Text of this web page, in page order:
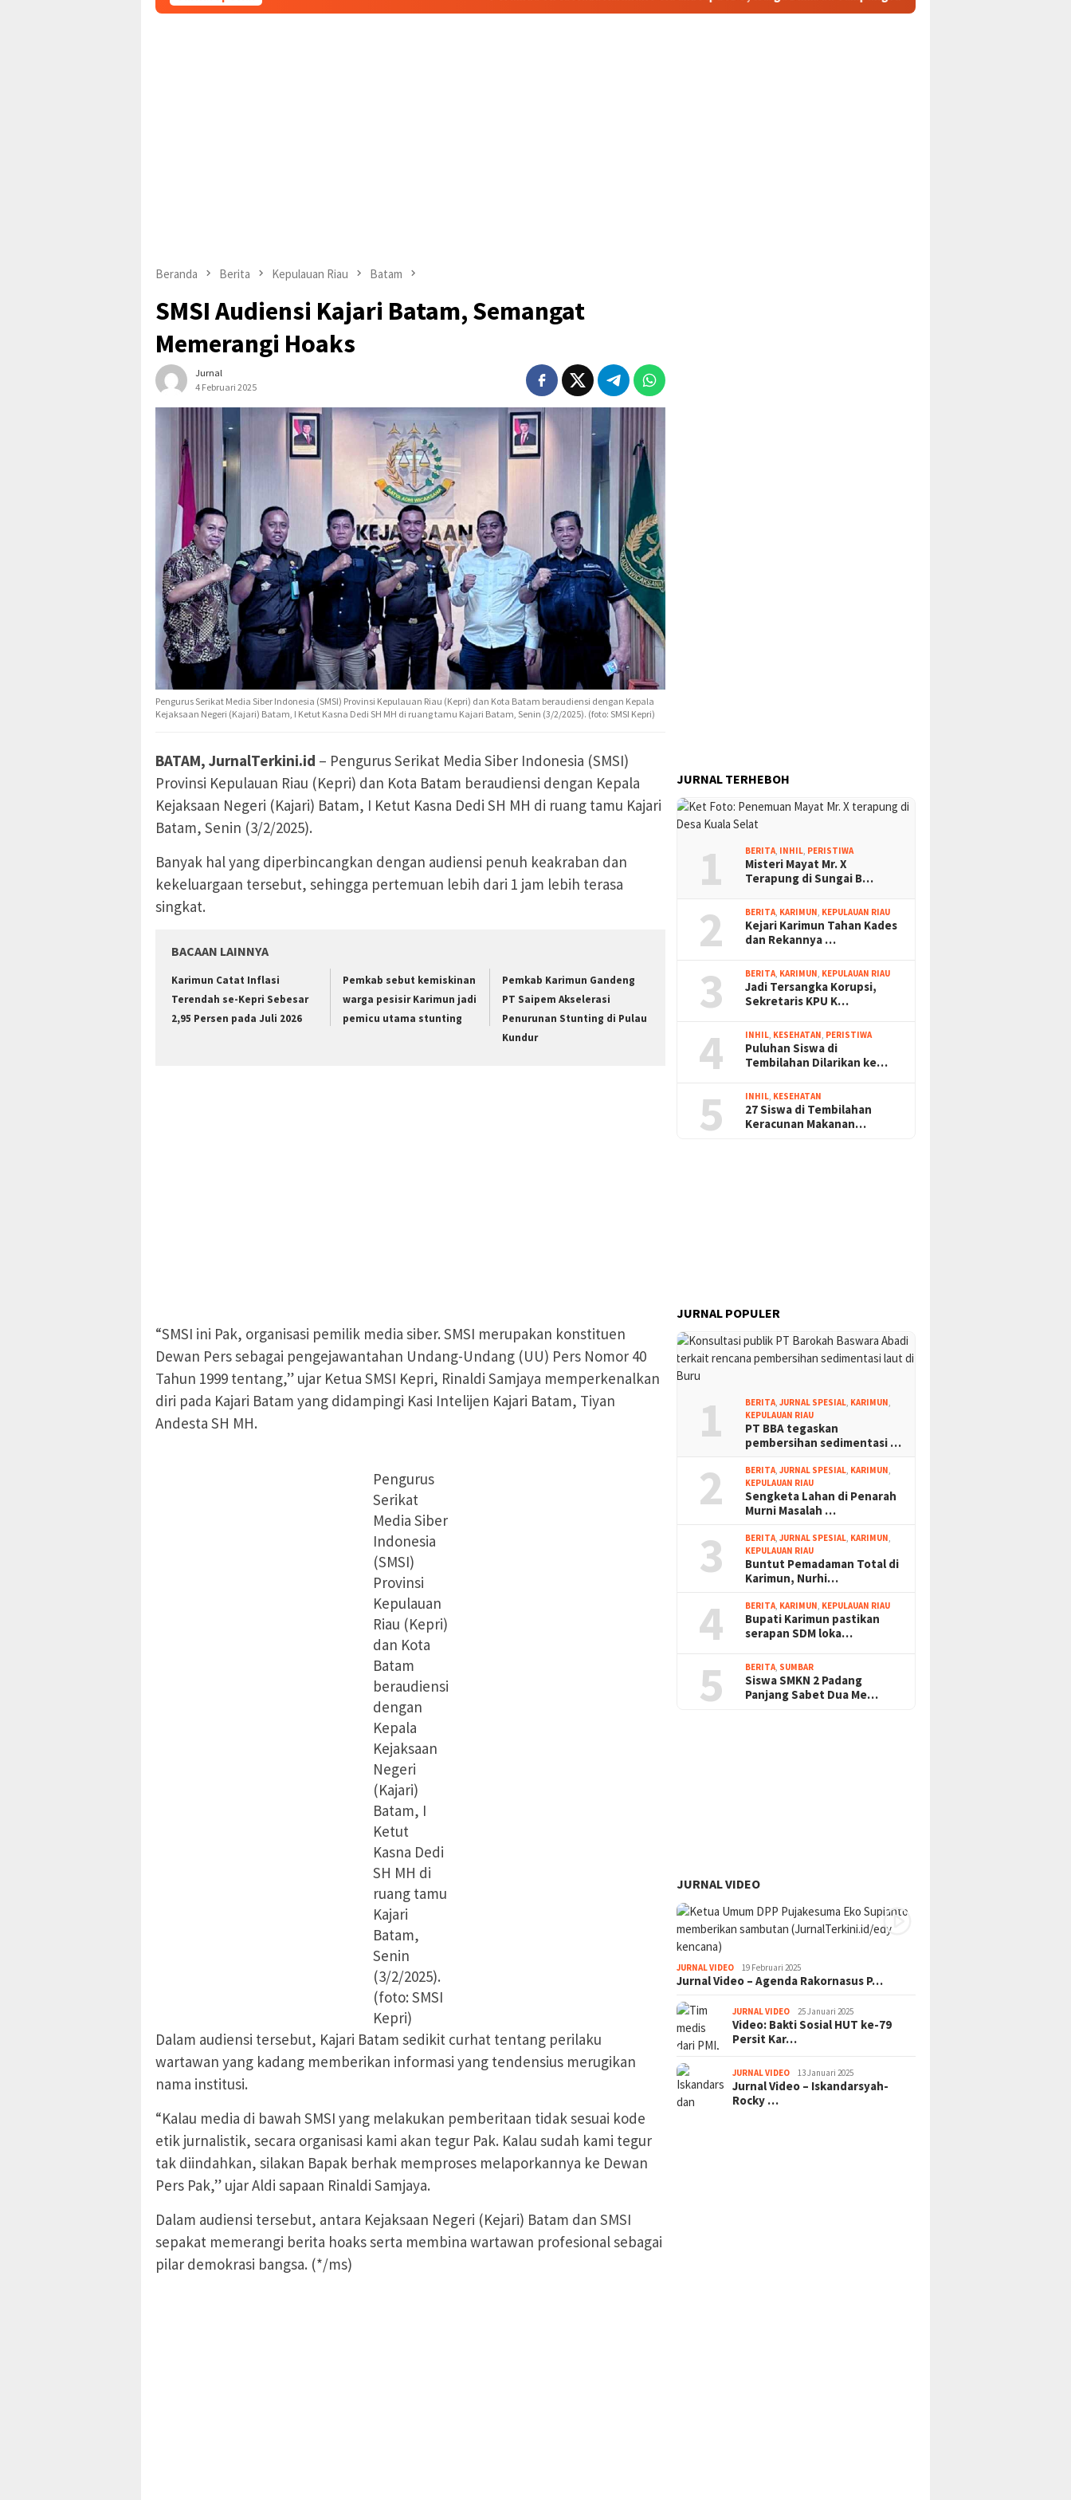
Beranda Berita Kepulauan Riau Batam
SMSI Audiensi Kajari Batam, Semangat
Memerangi Hoaks
Jurnal
4 Februari 2025
Pengurus Serikat Media Siber Indonesia (SMSI) Provinsi Kepulauan Riau (Kepri) dan Kota Batam beraudiensi dengan Kepala
Kejaksaan Negeri (Kajari) Batam, I Ketut Kasna Dedi SH MH di ruang tamu Kajari Batam, Senin (3/2/2025). (foto: SMSI Kepri)
BATAM, JurnalTerkini.id – Pengurus Serikat Media Siber Indonesia (SMSI)
Provinsi Kepulauan Riau (Kepri) dan Kota Batam beraudiensi dengan Kepala
Kejaksaan Negeri (Kajari) Batam, I Ketut Kasna Dedi SH MH di ruang tamu Kajari
Batam, Senin (3/2/2025).
Banyak hal yang diperbincangkan dengan audiensi penuh keakraban dan
kekeluargaan tersebut, sehingga pertemuan lebih dari 1 jam lebih terasa
singkat.
BACAAN LAINNYA
Karimun Catat Inflasi
Terendah se-Kepri Sebesar
2,95 Persen pada Juli 2026
Pemkab sebut kemiskinan
warga pesisir Karimun jadi
pemicu utama stunting
Pemkab Karimun Gandeng
PT Saipem Akselerasi
Penurunan Stunting di Pulau
Kundur
“SMSI ini Pak, organisasi pemilik media siber. SMSI merupakan konstituen
Dewan Pers sebagai pengejawantahan Undang-Undang (UU) Pers Nomor 40
Tahun 1999 tentang,” ujar Ketua SMSI Kepri, Rinaldi Samjaya memperkenalkan
diri pada Kajari Batam yang didampingi Kasi Intelijen Kajari Batam, Tiyan
Andesta SH MH.
Pengurus
Serikat
Media Siber
Indonesia
(SMSI)
Provinsi
Kepulauan
Riau (Kepri)
dan Kota
Batam
beraudiensi
dengan
Kepala
Kejaksaan
Negeri
(Kajari)
Batam, I
Ketut
Kasna Dedi
SH MH di
ruang tamu
Kajari
Batam,
Senin
(3/2/2025).
(foto: SMSI
Kepri)
Dalam audiensi tersebut, Kajari Batam sedikit curhat tentang perilaku
wartawan yang kadang memberikan informasi yang tendensius merugikan
nama institusi.
“Kalau media di bawah SMSI yang melakukan pemberitaan tidak sesuai kode
etik jurnalistik, secara organisasi kami akan tegur Pak. Kalau sudah kami tegur
tak diindahkan, silakan Bapak berhak memproses melaporkannya ke Dewan
Pers Pak,” ujar Aldi sapaan Rinaldi Samjaya.
Dalam audiensi tersebut, antara Kejaksaan Negeri (Kejari) Batam dan SMSI
sepakat memerangi berita hoaks serta membina wartawan profesional sebagai
pilar demokrasi bangsa. (*/ms)
JURNAL TERHEBOH
1 BERITA, INHIL, PERISTIWA
Misteri Mayat Mr. X
Terapung di Sungai B…
2 BERITA, KARIMUN, KEPULAUAN RIAU
Kejari Karimun Tahan Kades
dan Rekannya …
3 BERITA, KARIMUN, KEPULAUAN RIAU
Jadi Tersangka Korupsi,
Sekretaris KPU K…
4 INHIL, KESEHATAN, PERISTIWA
Puluhan Siswa di
Tembilahan Dilarikan ke…
5 INHIL, KESEHATAN
27 Siswa di Tembilahan
Keracunan Makanan…
JURNAL POPULER
1 BERITA,JURNAL SPESIAL, KARIMUN,
KEPULAUAN RIAU
PT BBA tegaskan
pembersihan sedimentasi …
2 BERITA,JURNAL SPESIAL, KARIMUN,
KEPULAUAN RIAU
Sengketa Lahan di Penarah
Murni Masalah …
3 BERITA,JURNAL SPESIAL, KARIMUN,
KEPULAUAN RIAU
Buntut Pemadaman Total di
Karimun, Nurhi…
4 BERITA, KARIMUN, KEPULAUAN RIAU
Bupati Karimun pastikan
serapan SDM loka…
5 BERITA, SUMBAR
Siswa SMKN 2 Padang
Panjang Sabet Dua Me…
JURNAL VIDEO
JURNAL VIDEO 19 Februari 2025
Jurnal Video – Agenda Rakornasus P…
JURNAL VIDEO 25 Januari 2025
Video: Bakti Sosial HUT ke-79
Persit Kar…
JURNAL VIDEO 13 Januari 2025
Jurnal Video – Iskandarsyah-
Rocky …